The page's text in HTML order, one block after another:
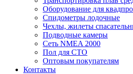
Оборудование для
Спидометры лодочные
Чехлы, жилеты
Подводные камеры
Сеть NMEA 2000
Пол для СТО
Оптовым покупателям
Контакты